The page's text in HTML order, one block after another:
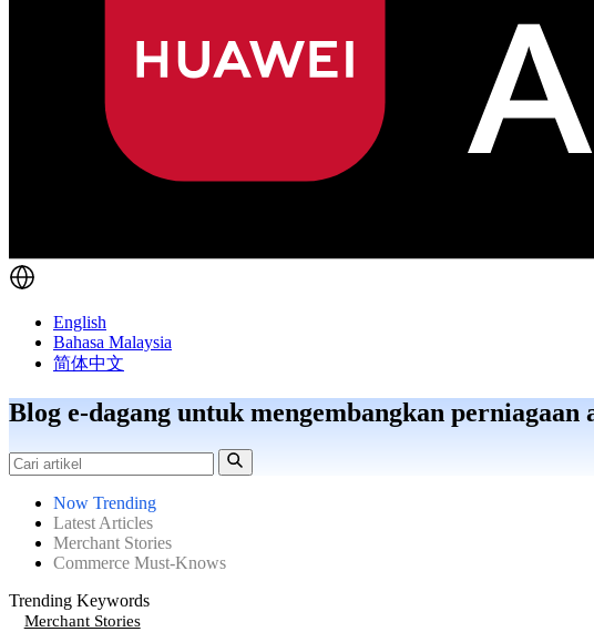
English
Bahasa Malaysia
简体中文
Blog e-dagang untuk mengembangkan perniagaan
Now Trending
Latest Articles
Merchant Stories
Commerce Must-Knows
Trending Keywords
Merchant Stories